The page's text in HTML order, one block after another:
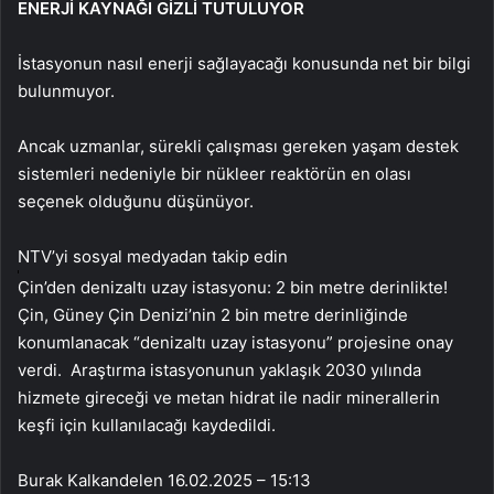
ENERJİ KAYNAĞI GİZLİ TUTULUYOR
İstasyonun nasıl enerji sağlayacağı konusunda net bir bilgi
bulunmuyor.
Ancak uzmanlar, sürekli çalışması gereken yaşam destek
sistemleri nedeniyle bir nükleer reaktörün en olası
seçenek olduğunu düşünüyor.
NTV’yi sosyal medyadan takip edin
Çin’den denizaltı uzay istasyonu: 2 bin metre derinlikte!
Çin, Güney Çin Denizi’nin 2 bin metre derinliğinde
konumlanacak “denizaltı uzay istasyonu” projesine onay
verdi. Araştırma istasyonunun yaklaşık 2030 yılında
hizmete gireceği ve metan hidrat ile nadir minerallerin
keşfi için kullanılacağı kaydedildi.
Burak Kalkandelen 16.02.2025 – 15:13